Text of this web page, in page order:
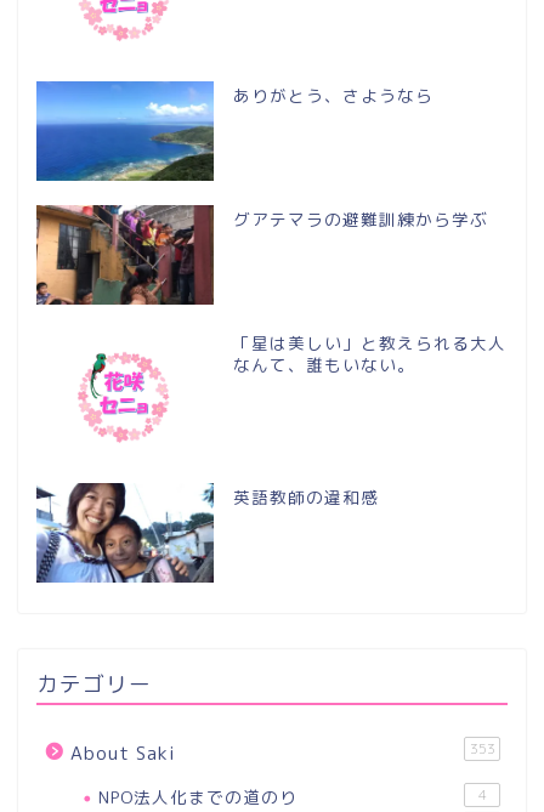
ありがとう、さようなら
グアテマラの避難訓練から学ぶ
「星は美しい」と教えられる大人
なんて、誰もいない。
英語教師の違和感
カテゴリー
About Saki 353
NPO法人化までの道のり 4